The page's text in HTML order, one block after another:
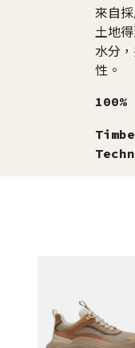
來自
土地
水分
性。